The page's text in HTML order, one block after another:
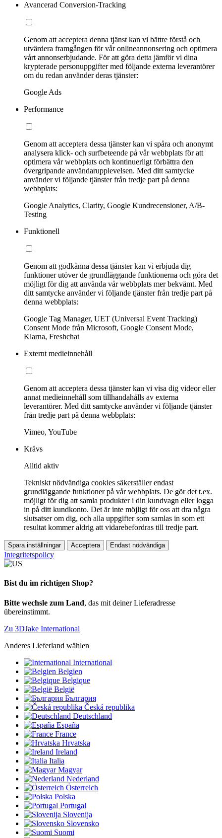
Avancerad Conversion-Tracking
Genom att acceptera denna tjänst kan vi bättre förstå och
utvärdera framgången för vår onlineannonsering och optimera
vårt annonserbjudande. För att göra detta jämför vi dina
krypterade personuppgifter med följande externa leverantörer
om du redan använder deras tjänster:
Google Ads
Performance
Genom att acceptera dessa tjänster kan vi spåra och anonymt
analysera klick- och surfbeteende på vår webbplats för att
optimera vår webbplats och kontinuerligt förbättra den
övergripande användarupplevelsen. Med ditt samtycke
använder vi följande tjänster från tredje part på denna
webbplats:
Google Analytics, Clarity, Google Kundrecensioner, A/B-
Testing
Funktionell
Genom att godkänna dessa tjänster kan vi erbjuda dig
funktioner utöver de grundläggande funktionerna och göra det
möjligt för dig att använda vår webbplats mer bekvämt. Med
ditt samtycke använder vi följande tjänster från tredje part på
denna webbplats:
Google Tag Manager, UET (Universal Event Tracking)
Consent Mode från Microsoft, Google Consent Mode,
Klarna, Freshchat
Externt medieinnehåll
Genom att acceptera dessa tjänster kan vi visa dig videor eller
annat medieinnehåll som tillhandahålls av externa
leverantörer. Med ditt samtycke använder vi följande tjänster
från tredje part på denna webbplats:
Vimeo, YouTube
Krävs
Alltid aktiv
Tekniskt nödvändiga cookies säkerställer endast
grundläggande funktioner på vår webbplats. De gör det t.ex.
möjligt för dig att samla produkter i din kundvagn eller logga
in på ditt kundkonto. Det är inte möjligt för oss att dra några
slutsatser om dig, och alla uppgifter som samlas in som ett
resultat kommer aldrig att vidarebefordras till tredje part.
Spara inställningar Acceptera Endast nödvändiga
Integritetspolicy
Bist du im richtigen Shop?
Bitte wechsle zum Land, das mit deiner Lieferadresse
übereinstimmt.
Zu 3DJake International
Anderes Lieferland wählen
International
Belgien
Belgique
België
България
Česká republika
Deutschland
España
France
Hrvatska
Ireland
Italia
Magyar
Nederland
Österreich
Polska
Portugal
Slovenija
Slovensko
Suomi